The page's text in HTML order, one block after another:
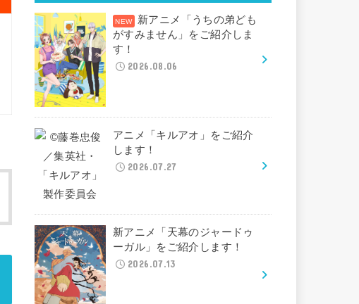
新アニメ「うちの弟ども
がすみません」をご紹介しま
す！
2026.08.06
アニメ「キルアオ」をご紹介
します！
2026.07.27
新アニメ「天幕のジャードゥ
ーガル」をご紹介します！
2026.07.13